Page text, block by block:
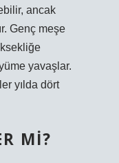
ancak
Genç meşe
yavaşlar.
yılda dört
MI?